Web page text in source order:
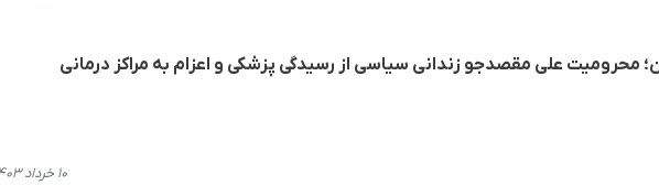
محرومیت علی مقصدجو زندانی سیاسی از رسیدگی پزشکی و اعزام به مراکز درمانی
۱۰ خرداد ۱۴۰۳، ۱۰:۰۵